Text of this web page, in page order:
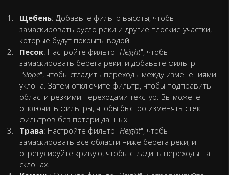
Щебень: Добавьте фильтр высоты, чтобы
замаскировать русло реки и другие плоские участки,
которые будут покрыты водой.
Песок: Настройте фильтр "Height", чтобы
замаскировать берега реки, и добавьте фильтр
"Slope", чтобы сгладить переходы между изменениями
уклона. Затем отключите фильтр, чтобы подправить
области резкими переходами текстур. Вы можете
отключить фильтры, чтобы быстро изменять стек
фильтров без потери данных.
Трава: Настройте фильтр "Height", чтобы
замаскировать все области ниже берега реки, и
отрегулируйте кривую, чтобы сгладить переходы на
склонах.